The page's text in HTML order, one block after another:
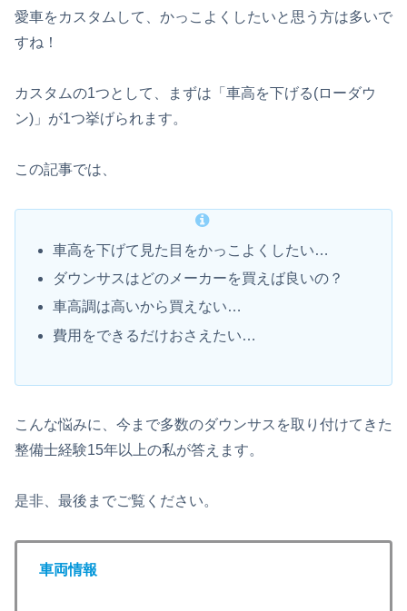
愛車をカスタムして、かっこよくしたいと思う方は多いで
すね！
カスタムの1つとして、まずは「車高を下げる(ローダウ
ン)」が1つ挙げられます。
この記事では、
車高を下げて見た目をかっこよくしたい…
ダウンサスはどのメーカーを買えば良いの？
車高調は高いから買えない…
費用をできるだけおさえたい…
こんな悩みに、今まで多数のダウンサスを取り付けてきた
整備士経験15年以上の私が答えます。
是非、最後までご覧ください。
車両情報